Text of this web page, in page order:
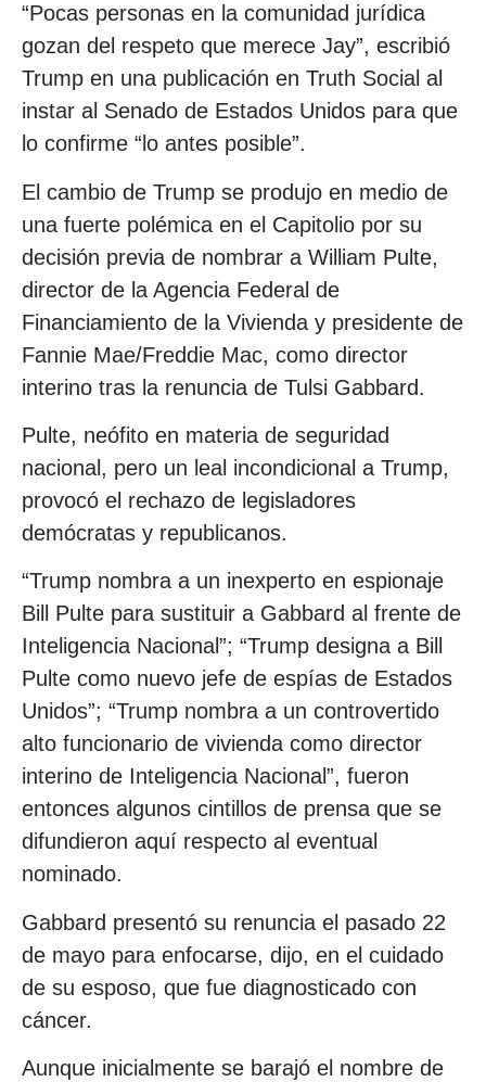
“Pocas personas en la comunidad jurídica
gozan del respeto que merece Jay”, escribió
Trump en una publicación en Truth Social al
instar al Senado de Estados Unidos para que
lo confirme “lo antes posible”.
El cambio de Trump se produjo en medio de
una fuerte polémica en el Capitolio por su
decisión previa de nombrar a William Pulte,
director de la Agencia Federal de
Financiamiento de la Vivienda y presidente de
Fannie Mae/Freddie Mac, como director
interino tras la renuncia de Tulsi Gabbard.
Pulte, neófito en materia de seguridad
nacional, pero un leal incondicional a Trump,
provocó el rechazo de legisladores
demócratas y republicanos.
“Trump nombra a un inexperto en espionaje
Bill Pulte para sustituir a Gabbard al frente de
Inteligencia Nacional”; “Trump designa a Bill
Pulte como nuevo jefe de espías de Estados
Unidos”; “Trump nombra a un controvertido
alto funcionario de vivienda como director
interino de Inteligencia Nacional”, fueron
entonces algunos cintillos de prensa que se
difundieron aquí respecto al eventual
nominado.
Gabbard presentó su renuncia el pasado 22
de mayo para enfocarse, dijo, en el cuidado
de su esposo, que fue diagnosticado con
cáncer.
Aunque inicialmente se barajó el nombre de